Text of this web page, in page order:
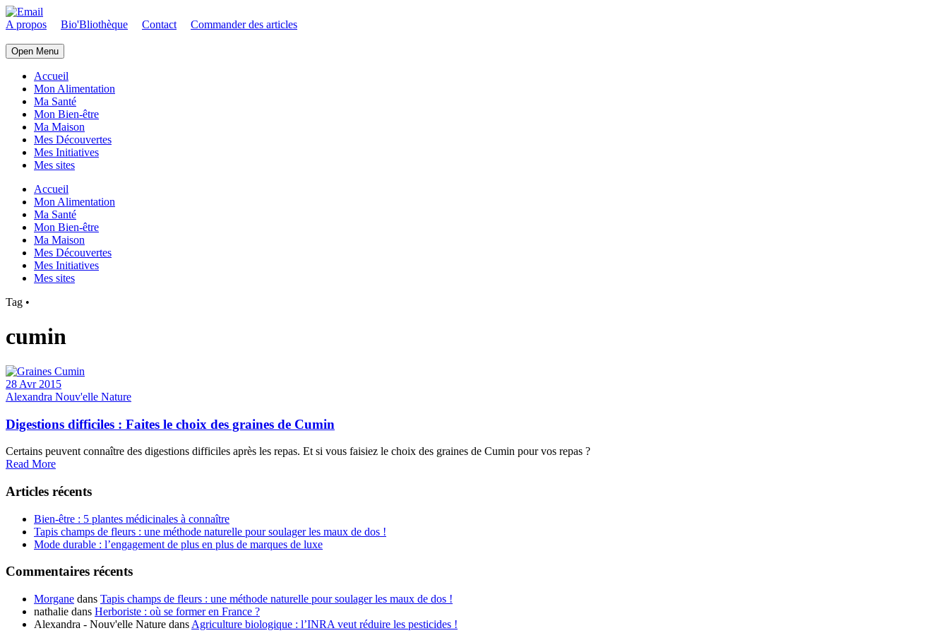
A propos Bio'Bliothèque Contact Commander des articles
Open Menu
Accueil
Mon Alimentation
Ma Santé
Mon Bien-être
Ma Maison
Mes Découvertes
Mes Initiatives
Mes sites
Accueil
Mon Alimentation
Ma Santé
Mon Bien-être
Ma Maison
Mes Découvertes
Mes Initiatives
Mes sites
Tag •
cumin
28 Avr 2015
Alexandra Nouv'elle Nature
Digestions difficiles : Faites le choix des graines de Cumin
Certains peuvent connaître des digestions difficiles après les repas. Et si vous faisiez le choix des graines de Cumin pour vos repas ?
Read More
Articles récents
Bien-être : 5 plantes médicinales à connaître
Tapis champs de fleurs : une méthode naturelle pour soulager les maux de dos !
Mode durable : l’engagement de plus en plus de marques de luxe
Commentaires récents
Morgane dans Tapis champs de fleurs : une méthode naturelle pour soulager les maux de dos !
nathalie dans Herboriste : où se former en France ?
Alexandra - Nouv'elle Nature dans Agriculture biologique : l’INRA veut réduire les pesticides !